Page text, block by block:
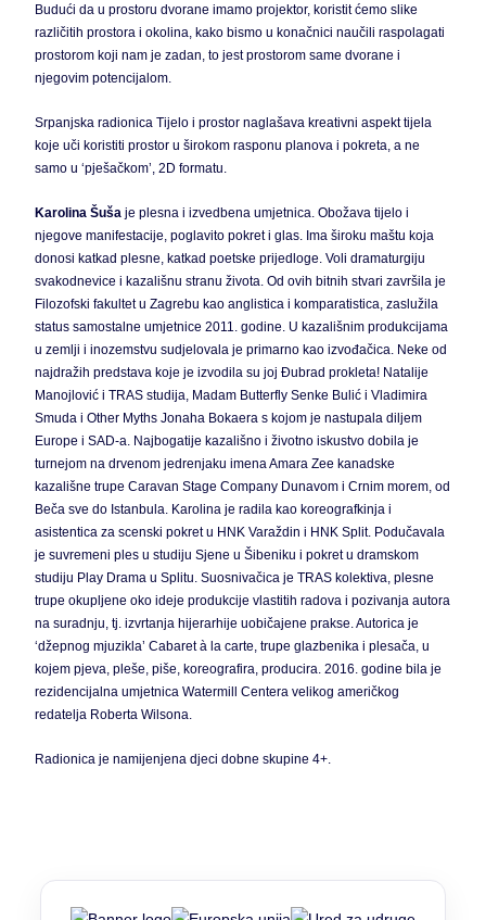
Budući da u prostoru dvorane imamo projektor, koristit ćemo slike
različitih prostora i okolina, kako bismo u konačnici naučili raspolagati
prostorom koji nam je zadan, to jest prostorom same dvorane i
njegovim potencijalom.
Srpanjska radionica Tijelo i prostor naglašava kreativni aspekt tijela
koje uči koristiti prostor u širokom rasponu planova i pokreta, a ne
samo u ‘pješačkom’, 2D formatu.
Karolina Šuša je plesna i izvedbena umjetnica. Obožava tijelo i
njegove manifestacije, poglavito pokret i glas. Ima široku maštu koja
donosi katkad plesne, katkad poetske prijedloge. Voli dramaturgiju
svakodnevice i kazališnu stranu života. Od ovih bitnih stvari završila je
Filozofski fakultet u Zagrebu kao anglistica i komparatistica, zaslužila
status samostalne umjetnice 2011. godine. U kazališnim produkcijama
u zemlji i inozemstvu sudjelovala je primarno kao izvođačica. Neke od
najdražih predstava koje je izvodila su joj Đubrad prokleta! Natalije
Manojlović i TRAS studija, Madam Butterfly Senke Bulić i Vladimira
Smuda i Other Myths Jonaha Bokaera s kojom je nastupala diljem
Europe i SAD-a. Najbogatije kazališno i životno iskustvo dobila je
turnejom na drvenom jedrenjaku imena Amara Zee kanadske
kazališne trupe Caravan Stage Company Dunavom i Crnim morem, od
Beča sve do Istanbula. Karolina je radila kao koreografkinja i
asistentica za scenski pokret u HNK Varaždin i HNK Split. Podučavala
je suvremeni ples u studiju Sjene u Šibeniku i pokret u dramskom
studiju Play Drama u Splitu. Suosnivačica je TRAS kolektiva, plesne
trupe okupljene oko ideje produkcije vlastitih radova i pozivanja autora
na suradnju, tj. izvrtanja hijerarhije uobičajene prakse. Autorica je
‘džepnog mjuzikla’ Cabaret à la carte, trupe glazbenika i plesača, u
kojem pjeva, pleše, piše, koreografira, producira. 2016. godine bila je
rezidencijalna umjetnica Watermill Centera velikog američkog
redatelja Roberta Wilsona.
Radionica je namijenjena djeci dobne skupine 4+.